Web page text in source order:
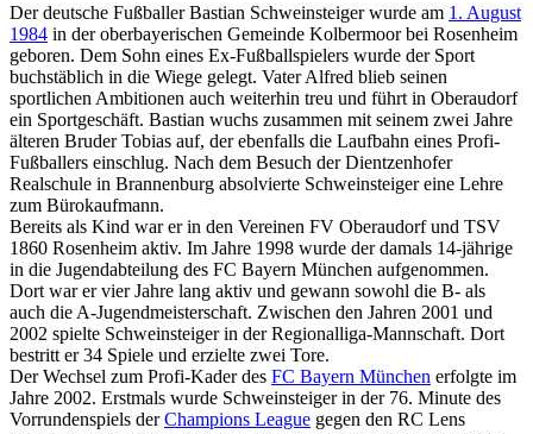
Der deutsche Fußballer Bastian Schweinsteiger wurde am 1. August
1984 in der oberbayerischen Gemeinde Kolbermoor bei Rosenheim
geboren. Dem Sohn eines Ex-Fußballspielers wurde der Sport
buchstäblich in die Wiege gelegt. Vater Alfred blieb seinen
sportlichen Ambitionen auch weiterhin treu und führt in Oberaudorf
ein Sportgeschäft. Bastian wuchs zusammen mit seinem zwei Jahre
älteren Bruder Tobias auf, der ebenfalls die Laufbahn eines Profi-
Fußballers einschlug. Nach dem Besuch der Dientzenhofer
Realschule in Brannenburg absolvierte Schweinsteiger eine Lehre
zum Bürokaufmann.
Bereits als Kind war er in den Vereinen FV Oberaudorf und TSV
1860 Rosenheim aktiv. Im Jahre 1998 wurde der damals 14-jährige
in die Jugendabteilung des FC Bayern München aufgenommen.
Dort war er vier Jahre lang aktiv und gewann sowohl die B- als
auch die A-Jugendmeisterschaft. Zwischen den Jahren 2001 und
2002 spielte Schweinsteiger in der Regionalliga-Mannschaft. Dort
bestritt er 34 Spiele und erzielte zwei Tore.
Der Wechsel zum Profi-Kader des FC Bayern München erfolgte im
Jahre 2002. Erstmals wurde Schweinsteiger in der 76. Minute des
Vorrundenspiels derChampions League gegen den RC Lens